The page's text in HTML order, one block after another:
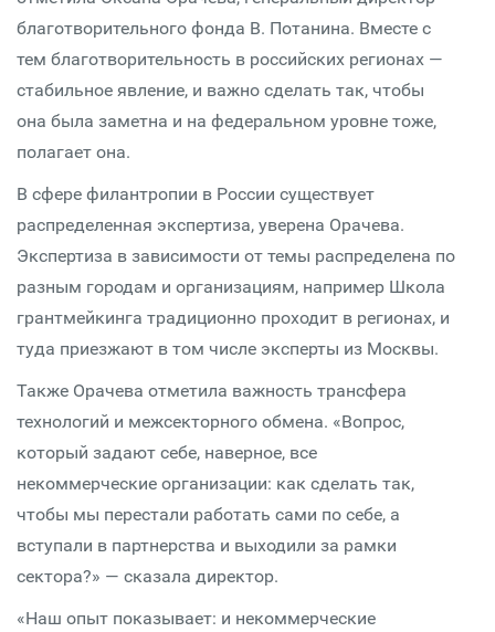
благотворительного фонда В. Потанина. Вместе с
тем благотворительность в российских регионах —
стабильное явление, и важно сделать так, чтобы
она была заметна и на федеральном уровне тоже,
полагает она.
В сфере филантропии в России существует
распределенная экспертиза, уверена Орачева.
Экспертиза в зависимости от темы распределена по
разным городам и организациям, например Школа
грантмейкинга традиционно проходит в регионах, и
туда приезжают в том числе эксперты из Москвы.
Также Орачева отметила важность трансфера
технологий и межсекторного обмена. «Вопрос,
который задают себе, наверное, все
некоммерческие организации: как сделать так,
чтобы мы перестали работать сами по себе, а
вступали в партнерства и выходили за рамки
сектора?» — сказала директор.
«Наш опыт показывает: и некоммерческие